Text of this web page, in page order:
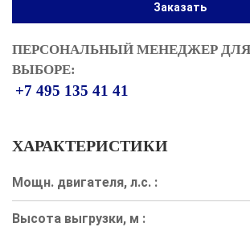
Заказать
ПЕРСОНАЛЬНЫЙ МЕНЕДЖЕР
ВЫБОРЕ:
+7 495 135 41 41
ХАРАКТЕРИСТИКИ
Мощн. двигателя, л.с. :
Высота выгрузки, м :